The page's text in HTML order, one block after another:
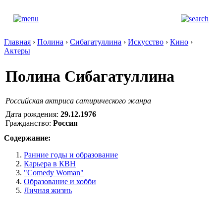
Главная › Полина › Сибагатуллина › Искусство › Кино ›
Актеры
Полина Сибагатуллина
Российская актриса сатирического жанра
Дата рождения: 29.12.1976
Гражданство: Россия
Содержание:
Ранние годы и образование
Карьера в КВН
"Comedy Woman"
Образование и хобби
Личная жизнь